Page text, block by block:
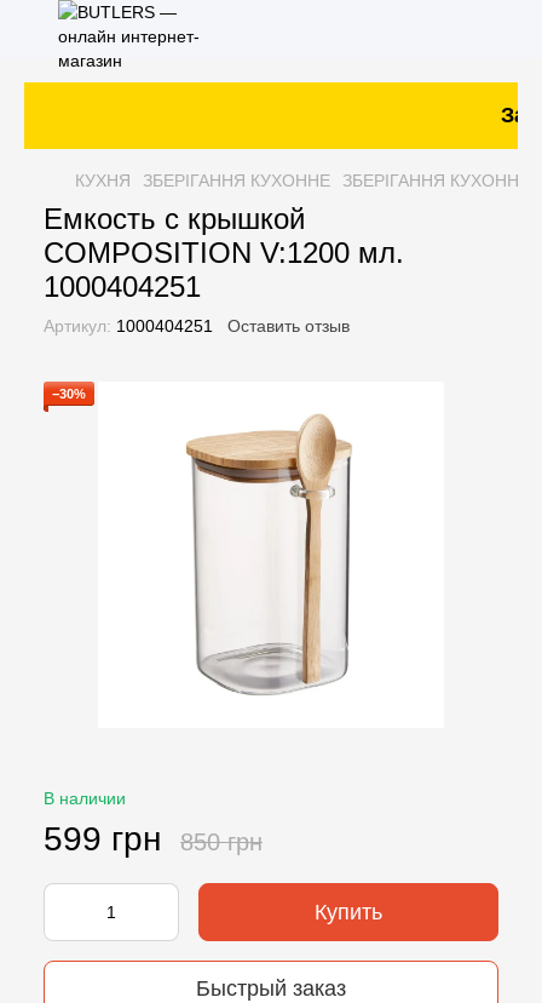
КУХНЯ ЗБЕРІГАННЯ КУХОННЕ ЗБЕРІГАННЯ КУХОННЕ
Емкость с крышкой
COMPOSITION V:1200 мл.
1000404251
Артикул: 1000404251 Оставить отзыв
−30%
В наличии
599 грн 850 грн
Купить
Быстрый заказ